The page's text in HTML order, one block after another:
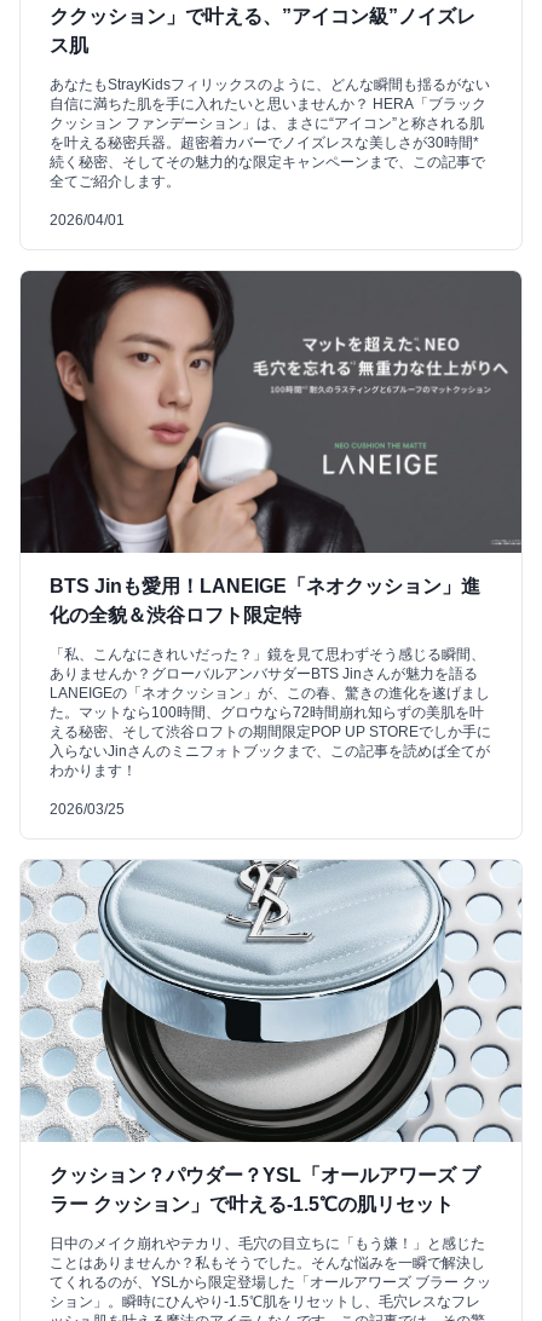
ククッション」で叶える、”アイコン級”ノイズレ
ス肌
あなたもStrayKidsフィリックスのように、どんな瞬間も揺るがない
自信に満ちた肌を手に入れたいと思いませんか？ HERA「ブラック
クッション ファンデーション」は、まさに“アイコン”と称される肌
を叶える秘密兵器。超密着カバーでノイズレスな美しさが30時間*
続く秘密、そしてその魅力的な限定キャンペーンまで、この記事で
全てご紹介します。
2026/04/01
BTS Jinも愛用！LANEIGE「ネオクッション」進
化の全貌＆渋谷ロフト限定特
「私、こんなにきれいだった？」鏡を見て思わずそう感じる瞬間、
ありませんか？グローバルアンバサダーBTS Jinさんが魅力を語る
LANEIGEの「ネオクッション」が、この春、驚きの進化を遂げまし
た。マットなら100時間、グロウなら72時間崩れ知らずの美肌を叶
える秘密、そして渋谷ロフトの期間限定POP UP STOREでしか手に
入らないJinさんのミニフォトブックまで、この記事を読めば全てが
わかります！
2026/03/25
クッション？パウダー？YSL「オールアワーズ ブ
ラー クッション」で叶える-1.5℃の肌リセット
日中のメイク崩れやテカリ、毛穴の目立ちに「もう嫌！」と感じた
ことはありませんか？私もそうでした。そんな悩みを一瞬で解決し
てくれるのが、YSLから限定登場した「オールアワーズ ブラー クッ
ション」。瞬時にひんやり-1.5℃肌をリセットし、毛穴レスなフレ